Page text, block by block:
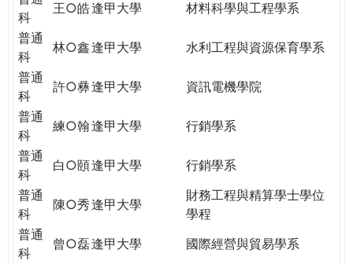
科
王○皓逢甲大學
材料科學與工程學系
普通
科
林○鑫逢甲大學
水利工程與資源保育學系
普通
科
許○彝逢甲大學
資訊電機學院
普通
科
練○翰逢甲大學
行銷學系
普通
科
白○頤逢甲大學
行銷學系
普通
科
陳○秀逢甲大學
財務工程與精算學士學位
學程
普通
科
曾○磊逢甲大學
國際經營與貿易學系